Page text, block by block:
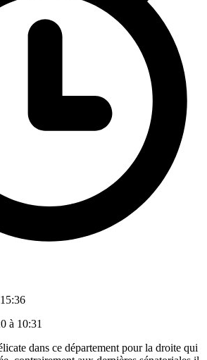
à 10:31
dans ce département pour la droite qui